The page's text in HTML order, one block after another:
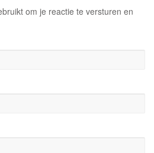
om je reactie te versturen en